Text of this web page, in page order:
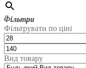
Фільтри
Фільтрувати по ціні
Вид товару